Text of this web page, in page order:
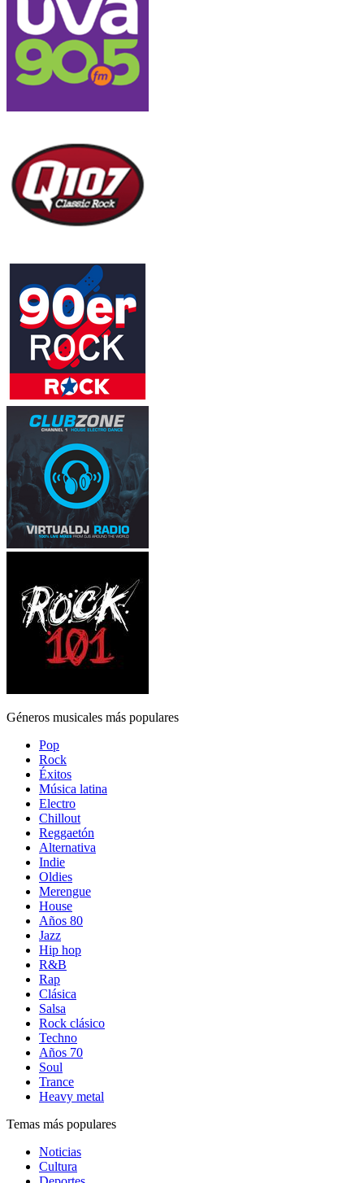
Géneros musicales más populares
Pop
Rock
Éxitos
Música latina
Electro
Chillout
Reggaetón
Alternativa
Indie
Oldies
Merengue
House
Años 80
Jazz
Hip hop
R&B
Rap
Clásica
Salsa
Rock clásico
Techno
Años 70
Soul
Trance
Heavy metal
Temas más populares
Noticias
Cultura